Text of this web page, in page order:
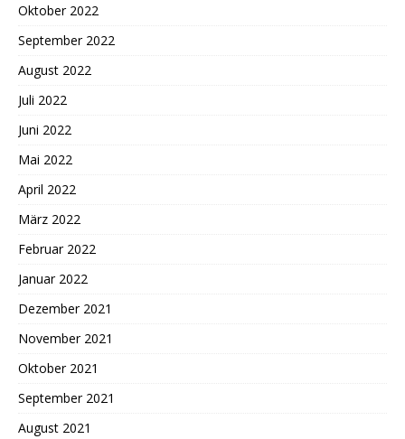
Oktober 2022
September 2022
August 2022
Juli 2022
Juni 2022
Mai 2022
April 2022
März 2022
Februar 2022
Januar 2022
Dezember 2021
November 2021
Oktober 2021
September 2021
August 2021